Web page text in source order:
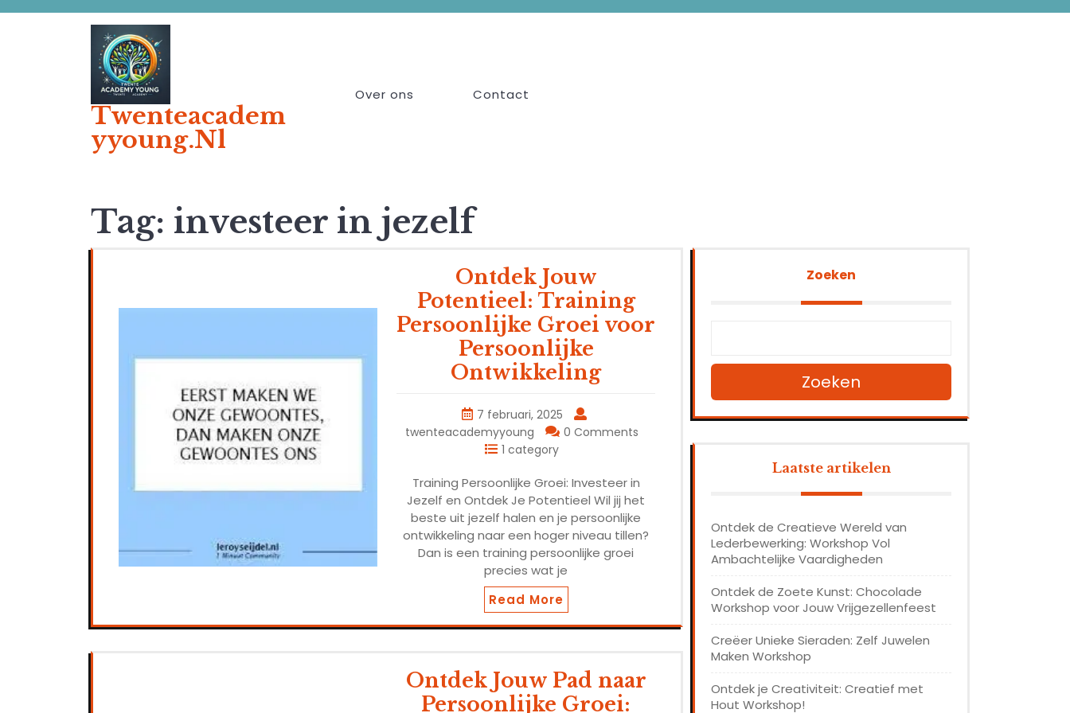
Twenteacadem
Yyoung.nl
Over ons Contact
Tag: investeer in jezelf
Ontdek Jouw
Potentieel: Training
Persoonlijke Groei voor
Persoonlijke
Ontwikkeling
7 februari, 2025
twenteacademyyoung
0 Comments
1 category
Training Persoonlijke Groei: Investeer in
Jezelf en Ontdek Je Potentieel Wil jij het
beste uit jezelf halen en je persoonlijke
ontwikkeling naar een hoger niveau tillen?
Dan is een training persoonlijke groei
precies wat je
Read More
Ontdek Jouw Pad naar
Persoonlijke Groei:
Zoeken
Zoeken
Laatste artikelen
Ontdek de Creatieve Wereld van
Lederbewerking: Workshop Vol
Ambachtelijke Vaardigheden
Ontdek de Zoete Kunst: Chocolade
Workshop voor Jouw Vrijgezellenfeest
Creëer Unieke Sieraden: Zelf Juwelen
Maken Workshop
Ontdek je Creativiteit: Creatief met
Hout Workshop!